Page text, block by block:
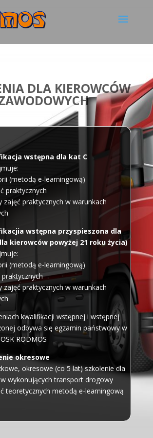
DLA KIEROWCÓW
wstępna dla kat C
(metodą e-learningową)
praktycznych
zajęć praktycznych w warunkach
wstępna przyspieszona dla
kierowców powyżej 21 roku życia)
(metodą e-learningową)
zajęć praktycznych w warunkach
kwalifikacji wstępnej i wstępnej
odbywa się egzamin państwowy w
RODMOS
okresowe
okresowe (co 5 lat) szkolenie dla
wykonujących transport drogowy
teoretycznych metodą e-learningową